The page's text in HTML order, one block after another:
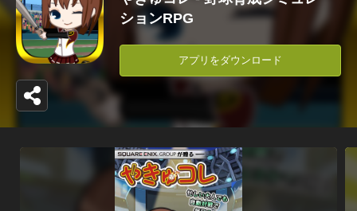
ションRPG
アプリをダウンロード